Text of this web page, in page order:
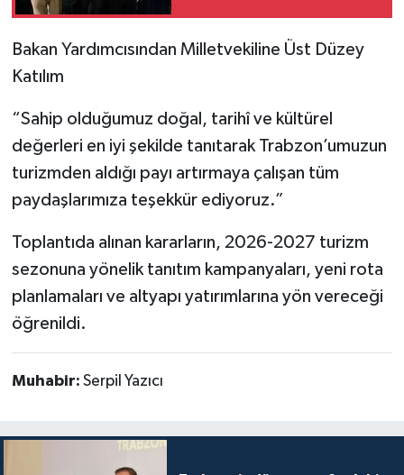
Bakan Yardımcısından Milletvekiline Üst Düzey
Katılım
“Sahip olduğumuz doğal, tarihî ve kültürel
değerleri en iyi şekilde tanıtarak Trabzon’umuzun
turizmden aldığı payı artırmaya çalışan tüm
paydaşlarımıza teşekkür ediyoruz.”
Toplantıda alınan kararların, 2026-2027 turizm
sezonuna yönelik tanıtım kampanyaları, yeni rota
planlamaları ve altyapı yatırımlarına yön vereceği
öğrenildi.
Muhabir: Serpil Yazıcı